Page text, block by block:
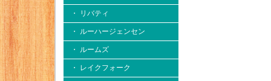
・ リバティ
・ ルーハージェンセン
・ ルームズ
・ レイクフォーク